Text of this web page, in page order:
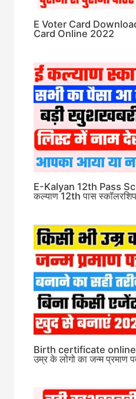
E Voter Card
Card Online 2022
E-Kalyan 12th Pass
कल्याण 12th पास
Birth certificate online
उम्र के लोगो का जन्म प्रमाण